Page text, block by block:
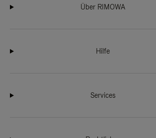
Über RIMOWA
Hilfe
Services